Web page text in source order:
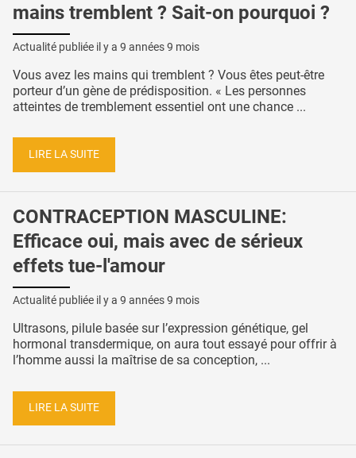
mains tremblent ? Sait-on pourquoi ?
Actualité publiée il y a 9 années 9 mois
Vous avez les mains qui tremblent ? Vous êtes peut-être
porteur d’un gène de prédisposition. « Les personnes
atteintes de tremblement essentiel ont une chance ...
LIRE LA SUITE
CONTRACEPTION MASCULINE:
Efficace oui, mais avec de sérieux
effets tue-l'amour
Actualité publiée il y a 9 années 9 mois
Ultrasons, pilule basée sur l’expression génétique, gel
hormonal transdermique, on aura tout essayé pour offrir à
l’homme aussi la maîtrise de sa conception, ...
LIRE LA SUITE